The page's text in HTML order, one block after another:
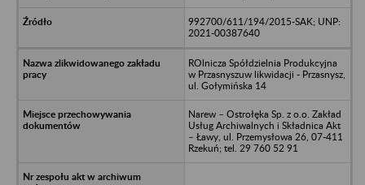
992700/611/194/2015-SAK; UNP:
2021-00387640
ROlnicza Spółdzielnia Produkcyjna
w Przasnyszuw likwidacji - Przasnysz,
ul. Gołymińska 14
Narew – Ostrołęka Sp. z o.o. Zakład
Usług Archiwalnych i Składnica Akt
– Ławy, ul. Przemysłowa 26, 07-411
Rzekuń; tel. 29 760 52 91